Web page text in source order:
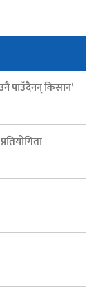
पाउँदैनन् किसान’